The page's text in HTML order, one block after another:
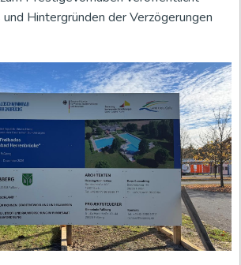
Hintergründen der Verzögerungen